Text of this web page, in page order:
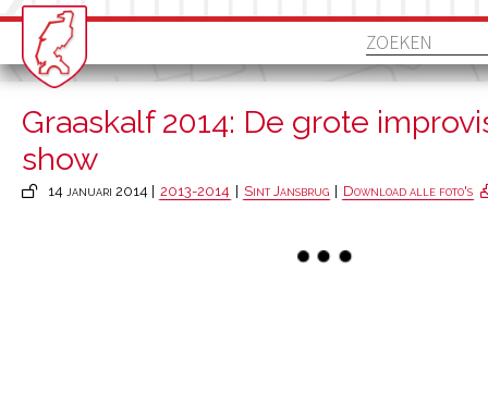
Graaskalf 2014: De grote
show
14 januari 2014 | 2013-2014 Sint Jansbrug Download alle foto's